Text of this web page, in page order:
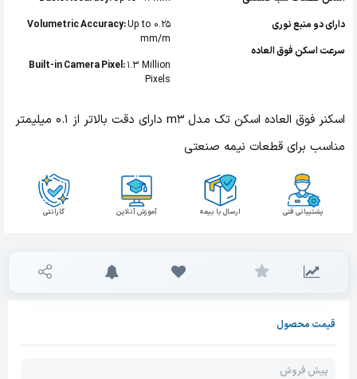
دارای دو منبع نوری
سرعت اسکن فوق العاده
Volumetric Accuracy:Up to 0.25
mm/m
Built-in Camera Pixel:1.3 Million
Pixels
اسکنر فوق العاده اسکن تک مدل m3 دارای دقت بالاتر از 0.1 میلیمتر
مناسب برای قطعات نیمه صنعتی
گارانتی آموزش آنلاین ارسال با بیمه پشتیبانی فنی
قیمت محصول
پیش فروش